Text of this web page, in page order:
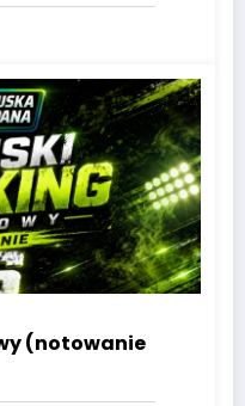
(notowanie